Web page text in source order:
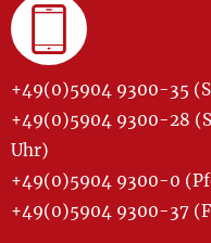
+49(0)5904 9300-35
+49(0)5904 9300-28
Uhr)
+49(0)5904 9300-0
+49(0)5904 9300-37